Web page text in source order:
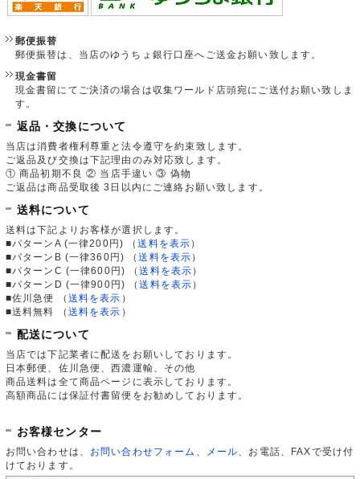
郵便振替
郵便振替は、当店のゆうちょ銀行口座へご送金お願い致します。
現金書留
現金書留にてご決済の場合は収集ワールド店頭宛にご送付お願い致しま
す。
返品・交換について
当店は消費者権利尊重と法令遵守を約束致します。
ご返品及び交換は下記理由のみ対応致します。
① 商品初期不良 ② 当店手違い ③ 偽物
ご返品は商品受取後 3日以内にご連絡お願い致します。
送料について
送料は下記よりお客様が選択します。
■パターンA (一律200円)
（送料を表示 ）
■パターンB (一律360円)
（送料を表示 ）
■パターンC (一律600円)
（送料を表示 ）
■パターンD (一律900円)
（送料を表示 ）
■佐川急便
（ 送料を表示 ）
■送料無料
（ 送料を表示 ）
配送について
当店では下記業者に配送をお願いしております。
日本郵便、佐川急便、西濃運輸、その他
商品送料は全て商品ページに表示しております。
高額商品には保証付書留便をお勧めしております。
お客様センター
お問い合わせは、 お問い合わせフォーム メール 、お電話、FAXで受け付
けております。